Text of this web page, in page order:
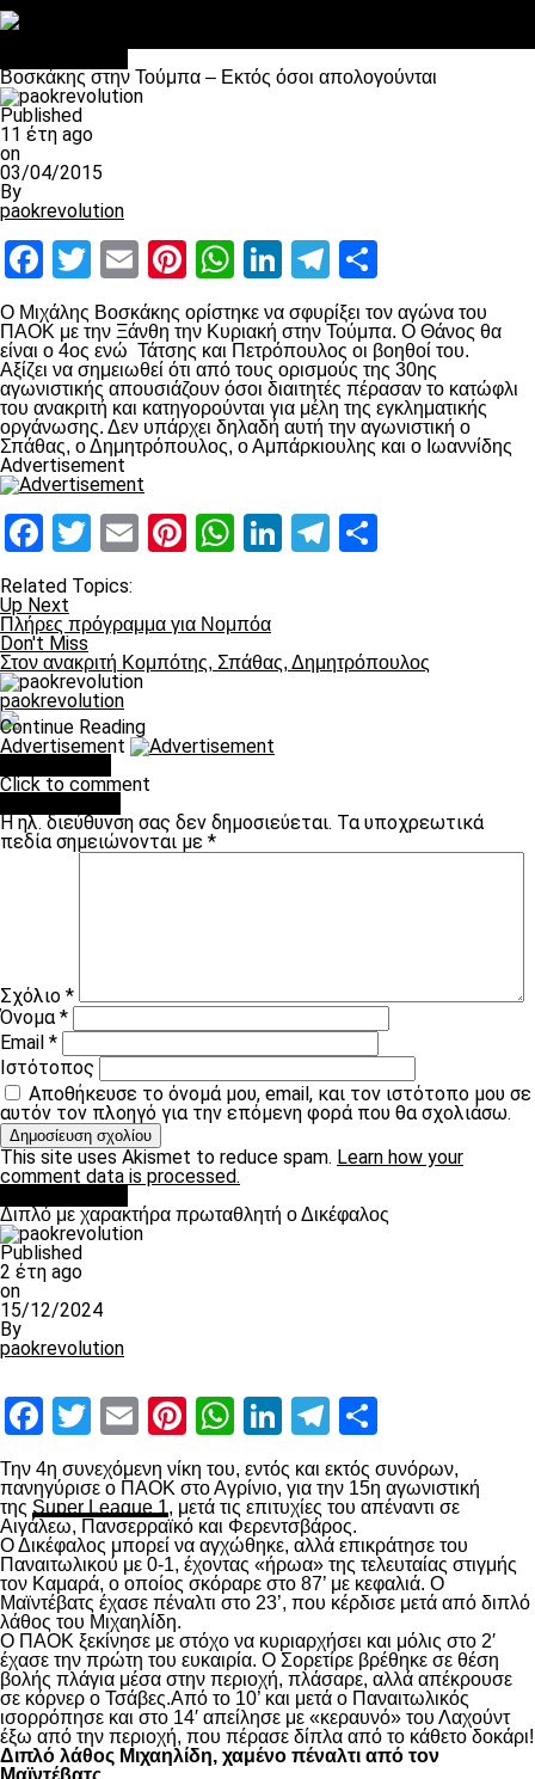
Βοσκάκης στην Τούμπα – Εκτός όσοι απολογούνται
Published
11 έτη ago
on
03/04/2015
By
paokrevolution
Facebook
Twitter
EmailPinterest
WhatsApp
LinkedIn
Telegram
Ο Μιχάλης Βοσκάκης ορίστηκε να σφυρίξει τον αγώνα του
ΠΑΟΚ με την Ξάνθη την Κυριακή στην Τούμπα. Ο Θάνος θα
είναι ο 4ος ενώ Τάτσης και Πετρόπουλος οι βοηθοί του.
Αξίζει να σημειωθεί ότι από τους ορισμούς της 30ης
αγωνιστικής απουσιάζουν όσοι διαιτητές πέρασαν το κατώφλι
του ανακριτή και κατηγορούνται για μέλη της εγκληματικής
οργάνωσης. Δεν υπάρχει δηλαδή αυτή την αγωνιστική ο
Σπάθας, ο Δημητρόπουλος, ο Αμπάρκιουλης και ο Ιωαννίδης
Advertisement
Facebook
Twitter
EmailPinterest
WhatsApp
LinkedIn
Telegram
Related Topics:
Up Next
Πλήρες πρόγραμμα για Νομπόα
Don't Miss
Στον ανακριτή Κομπότης, Σπάθας, Δημητρόπουλος
paokrevolution
Continue Reading
Advertisement
Click to comment
Η ηλ. διεύθυνση σας δεν δημοσιεύεται. Τα υποχρεωτικά
πεδία σημειώνονται με *
Σχόλιο *
Όνομα*
Email *
Ιστότοπος
Αποθήκευσε το όνομά μου, email, και τον ιστότοπο μου σε
αυτόν τον πλοηγό για την επόμενη φορά που θα σχολιάσω.
This site uses Akismet to reduce spam. Learn how your
comment data is processed.
Διπλό με χαρακτήρα πρωταθλητή ο Δικέφαλος
Published
2 έτη ago
on
15/12/2024
By
paokrevolution
Facebook
Twitter
EmailPinterest
WhatsApp
LinkedIn
Telegram
Την 4η συνεχόμενη νίκη του, εντός και εκτός συνόρων,
πανηγύρισε ο ΠΑΟΚ στο Αγρίνιο, για την 15η αγωνιστική
της Super League 1, μετά τις επιτυχίες του απέναντι σε
Αιγάλεω, Πανσερραϊκό και Φερεντσβάρος.
Ο Δικέφαλος μπορεί να αγχώθηκε, αλλά επικράτησε του
Παναιτωλικού με 0-1, έχοντας «ήρωα» της τελευταίας στιγμής
τον Καμαρά, ο οποίος σκόραρε στο 87’ με κεφαλιά. Ο
Μαϊντέβατς έχασε πέναλτι στο 23’, που κέρδισε μετά από διπλό
λάθος του Μιχαηλίδη.
Ο ΠΑΟΚ ξεκίνησε με στόχο να κυριαρχήσει και μόλις στο 2′
έχασε την πρώτη του ευκαιρία. Ο Σορετίρε βρέθηκε σε θέση
βολής πλάγια μέσα στην περιοχή, πλάσαρε, αλλά απέκρουσε
σε κόρνερ ο Τσάβες.Από το 10’ και μετά ο Παναιτωλικός
ισορρόπησε και στο 14′ απείλησε με «κεραυνό» του Λαχούντ
έξω από την περιοχή, που πέρασε δίπλα από το κάθετο δοκάρι!
Διπλό λάθος Μιχαηλίδη, χαμένο πέναλτι από τον
Μαϊντέβατς